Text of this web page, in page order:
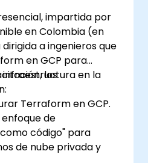
GCP, Azure,
etc.) desde una
impartida por
en Colombia (en
a ingenieros que
en GCP para
en la
los
Terraform en GCP.
de
código" para
de nube privada y